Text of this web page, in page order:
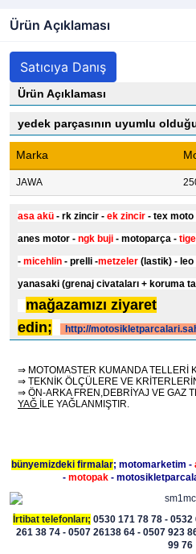
Ürün Açıklaması
Satıcıya Danış
Ürün Açıklaması
yedek parçasının uyumlu
Marka
JAWA
asa akü - rk zincir - ek zincir - tex moto
anes motor - ngk buji - motoparça -
- micehlin - prelli -metzeler (lastik) - leo
yanasaki (grenaj civataları + koruma
mağazamızı ziyaret
edin;
http://
⇒ MOTOMASTER KUMANDA TELLERİ
⇒ TEKNİK ÖLÇÜLERE VE
⇒ ÖN-ARKA FREN,DEBRİYAJ VE GAZ
YAĞ İLE YAĞLANMIŞTIR.
bünyemizdeki firmalar; motomarketim -
- motopak-
İrtibat telefonları; 0530 171 78 78 -
261 38 74 - 0507 26138 64 - 0507 923
99 76